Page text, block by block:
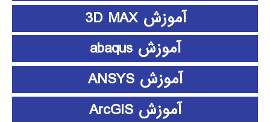
آموزش 3D MAX
آموزش abaqus
آموزش ANSYS
آموزش ArcGIS